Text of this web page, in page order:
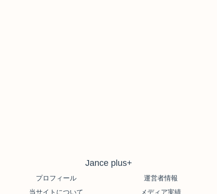
Jance plus+
プロフィール
運営者情報
当サイトについて
メディア実績